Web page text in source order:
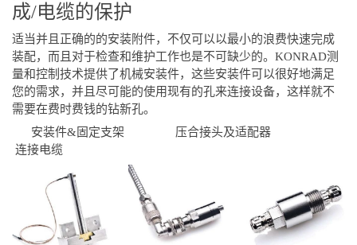
成/电缆的保护
适当并且正确的的安装附件，不仅可以以最小的浪费快速完成
装配，而且对于检查和维护工作也是不可缺少的。 KONRAD测
量和控制技术提供了机械安装件，这些安装件可以很好地满足
您的需求，并且尽可能的使用现有的孔来连接设备，这样就不
需要在费时费钱的钻新孔。
安装件&固定支架 压合接头及适配器
连接电缆